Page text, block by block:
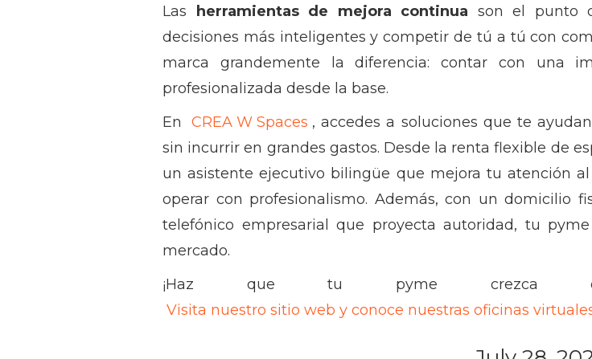
Las herramientas de mejora continua son el punto
decisiones más inteligentes y competir de tú a tú con
marca grandemente la diferencia: contar con una
profesionalizada desde la base.
En
CREA W Spaces , accedes a soluciones que te
sin incurrir en grandes gastos. Desde la renta flexible de
un asistente ejecutivo bilingüe que mejora tu atención
operar con profesionalismo. Además, con un domicilio
telefónico empresarial que proyecta autoridad, tu
mercado.
¡Haz que tu pyme crezca
Visita nuestro sitio web y conoce nuestras oficinas